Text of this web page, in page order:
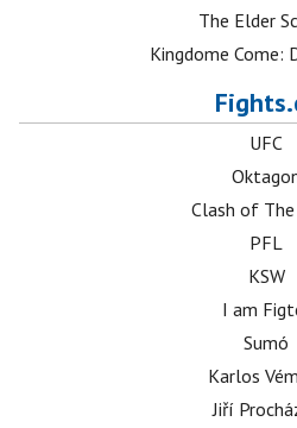
The Elder
Kingdome Come:
UFC
Clash of
PFL
KSW
I am
Sumó
Karlos
Jiří